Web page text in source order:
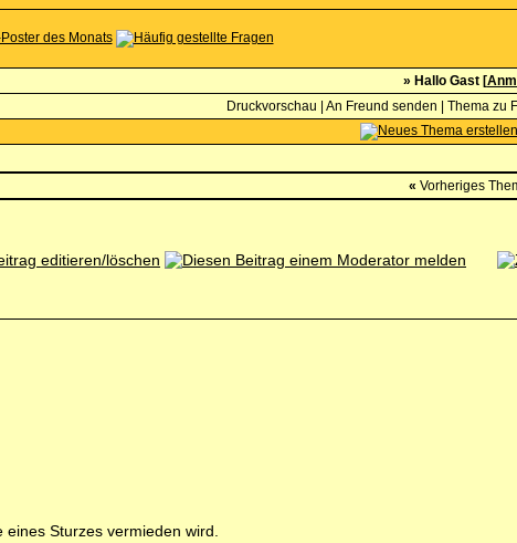
» Hallo Gast [
Druckvorschau
An Freund senden Thema zu
« Vorheriges
Sturzes vermieden wird.